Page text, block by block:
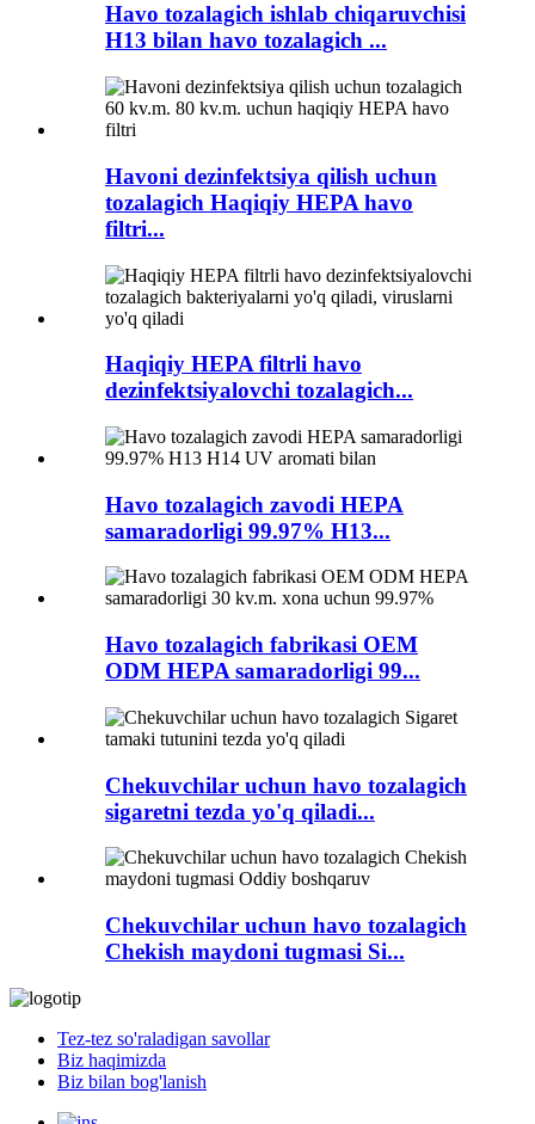
Havo tozalagich ishlab chiqaruvchisi
H13 bilan havo tozalagich ...
Havoni dezinfektsiya qilish uchun
tozalagich Haqiqiy HEPA havo
filtri...
Haqiqiy HEPA filtrli havo
dezinfektsiyalovchi tozalagich...
Havo tozalagich zavodi HEPA
samaradorligi 99.97% H13...
Havo tozalagich fabrikasi OEM
ODM HEPA samaradorligi 99...
Chekuvchilar uchun havo tozalagich
sigaretni tezda yo'q qiladi...
Chekuvchilar uchun havo tozalagich
Chekish maydoni tugmasi Si...
Tez-tez so'raladigan savollar
Biz haqimizda
Biz bilan bog'lanish